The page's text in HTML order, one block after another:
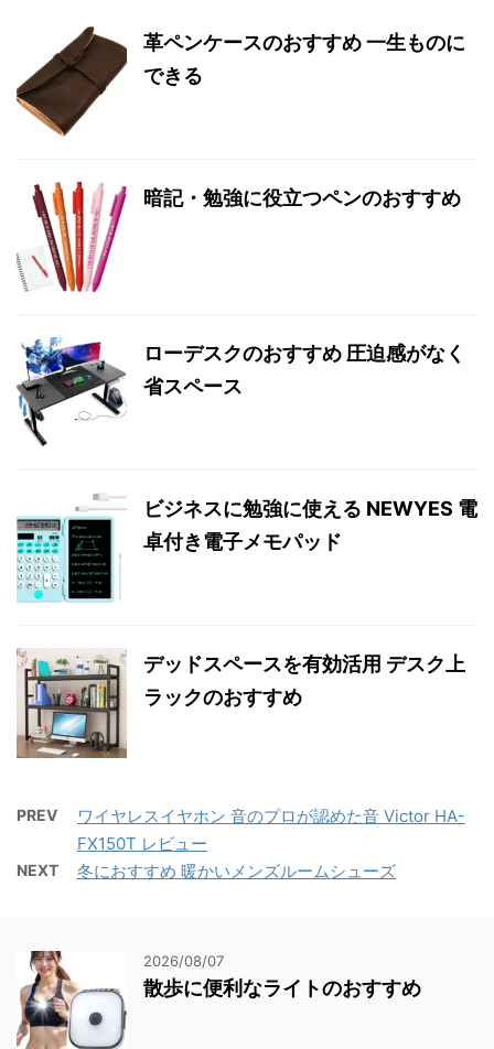
革ペンケースのおすすめ 一生ものに
できる
暗記・勉強に役立つペンのおすすめ
ローデスクのおすすめ 圧迫感がなく
省スペース
ビジネスに勉強に使える NEWYES 電
卓付き電子メモパッド
デッドスペースを有効活用 デスク上
ラックのおすすめ
PREV
ワイヤレスイヤホン 音のプロが認めた音 Victor HA-
FX150T レビュー
NEXT 冬におすすめ 暖かいメンズルームシューズ
2026/08/07
散歩に便利なライトのおすすめ